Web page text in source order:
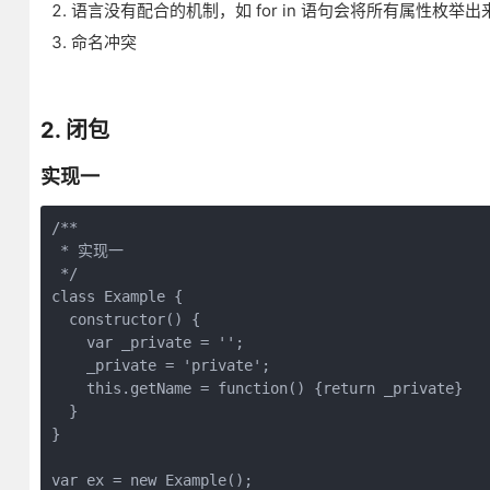
语言没有配合的机制，如 for in 语句会将所有属性枚举出
命名冲突
2. 闭包
实现一
/**
* 实现一
*/
class Example {
  constructor() {
    var _private = '';
    _private = 'private';
    this.getName = function() {return _private}
  }
}
var ex = new Example();